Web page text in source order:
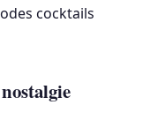
cocktails